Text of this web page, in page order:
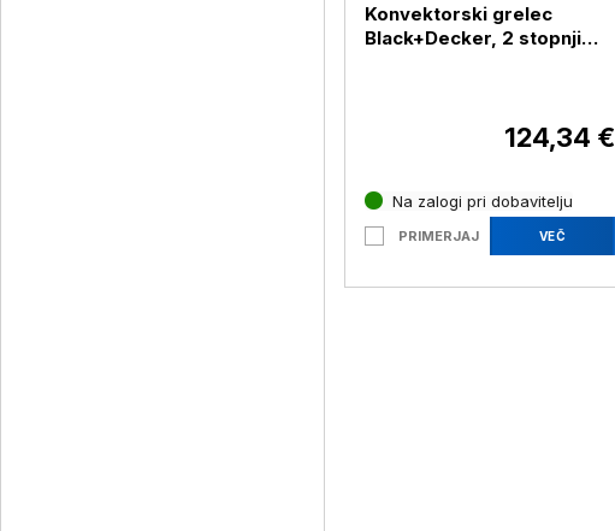
Konvektorski grelec
Black+Decker, 2 stopnji
124,34 €
Na zalogi pri dobavitelju
PRIMERJAJ VEČ